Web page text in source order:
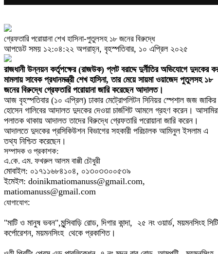
গ্রেফতারি পরোয়ানা শেখ হাসিনা-পুতুলসহ ১৮ জনের বিরুদ্ধে
আপডেট সময় ১২:০৪:২২ অপরাহ্ন, বৃহস্পতিবার, ১০ এপ্রিল ২০২৫
রাজধানী উন্নয়ন কর্তৃপক্ষের (রাজউক) প্লট বরাদ্দে দুর্নীতির অভিযোগে দুদকের
মামলায় সাবেক প্রধানমন্ত্রী শেখ হাসিনা, তার মেয়ে সায়মা ওয়াজেদ পুতুলসহ ১৮
জনের বিরুদ্ধে গ্রেফতারি পরোয়ানা জারি করেছেন আদালত।
আজ বৃহস্পতিবার (১০ এপ্রিল) ঢাকার মেট্রোপলিটন সিনিয়র স্পেশাল জজ জাকির
হোসেন গালিবের আদালত দুদকের দেওয়া চার্জশিট আমলে গ্রহণ করেন।
পলাতক থাকায় আদালত তাদের বিরুদ্ধে গ্রেফতারি পরোয়ানা জারি করেন।
আদালতে দুদকের প্রসিকিউশন বিভাগের সহকারী পরিচালক আমিনুল ইসলাম এ
তথ্য নিশ্চিত করেছেন।
সম্পাদক ও প্রকাশক:
এ.কে. এম. ফখরুল আলম বাপ্পী চৌধুরী
মোবাইল: ০১৭১১৬৮৪১০৪, ০১৩০৩৩০০৫৩৯
ইমেইল: doinikmatiomanuss@gmail.com,
matiomanuss@gmail.com
যোগাযোগ:
"মাটি ও মানুষ ভবন",মুন্সিবাড়ি রোড, দিগার কান্দা, ২৫ নং ওয়ার্ড, ময়মনসিংহ সিটি
কর্পোরেশন, ময়মনসিংহ থেকে প্রকাশিত।